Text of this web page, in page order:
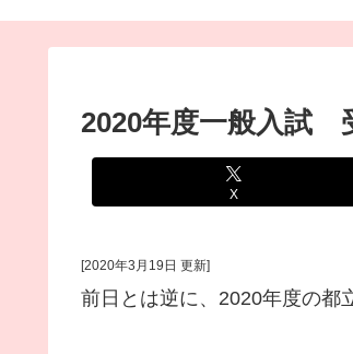
2020年度一般入試
X
[2020年3月19日 更新]
前日とは逆に、2020年度の都